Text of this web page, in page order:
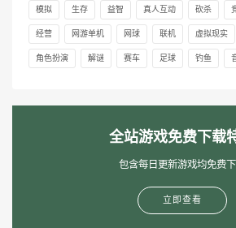
模拟 生存 益智 真人互动 砍杀
经营 网游单机 网球 联机 虚拟现实
角色扮演 解谜 赛车 足球 钓鱼
全站游戏免费下载
包含每日更新游戏均免费
立即查看